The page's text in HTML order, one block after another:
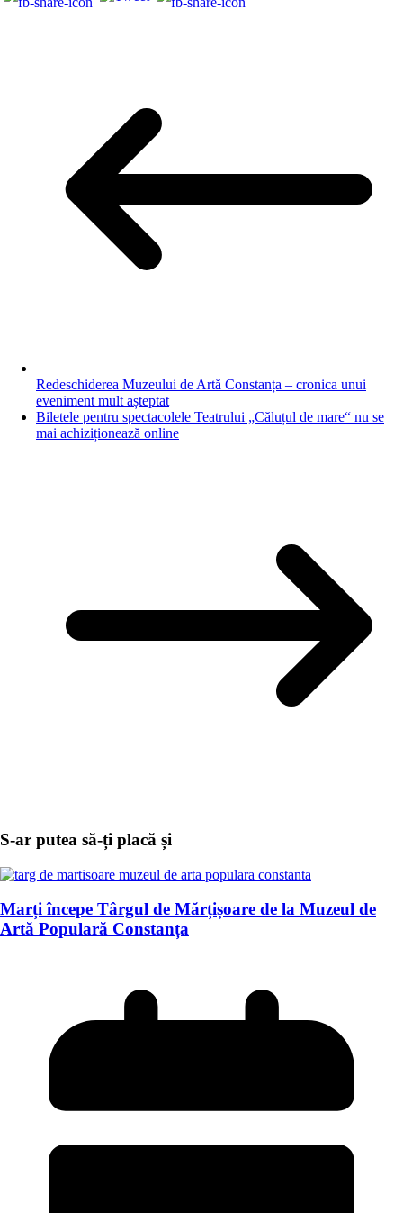
Redeschiderea Muzeului de Artă Constanța – cronica unui
eveniment mult așteptat
Biletele pentru spectacolele Teatrului „Căluțul de mare“ nu se
mai achiziționează online
S-ar putea să-ți placă și
Marți începe Târgul de Mărțișoare de la Muzeul de
Artă Populară Constanța